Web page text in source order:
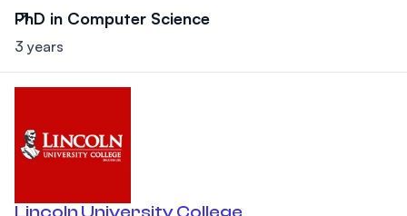
PhD in Computer Science
3 years